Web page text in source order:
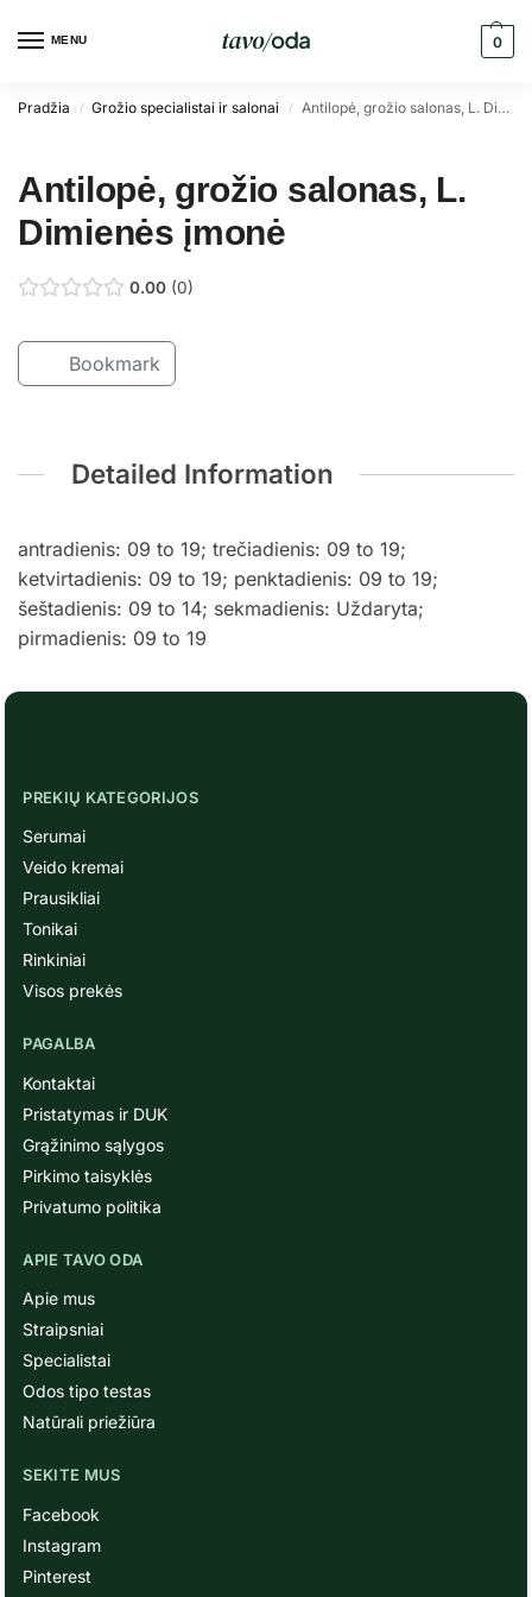
MENU 0
Pradžia / Grožio specialistai ir salonai / Antilopė, grožio salonas, L. Dimienės įmonė
Antilopė, grožio salonas, L.
Dimienės įmonė
0.00 0
Bookmark
Detailed Information
antradienis: 09 to 19; trečiadienis: 09 to 19;
ketvirtadienis: 09 to 19; penktadienis: 09 to 19;
šeštadienis: 09 to 14; sekmadienis: Uždaryta;
pirmadienis: 09 to 19
PREKIŲ KATEGORIJOS
Serumai
Veido kremai
Prausikliai
Tonikai
Rinkiniai
Visos prekės
PAGALBA
Kontaktai
Pristatymas ir DUK
Grąžinimo sąlygos
Pirkimo taisyklės
Privatumo politika
APIE TAVO ODA
Apie mus
Straipsniai
Specialistai
Odos tipo testas
Natūrali priežiūra
SEKITE MUS
Facebook
Instagram
Pinterest